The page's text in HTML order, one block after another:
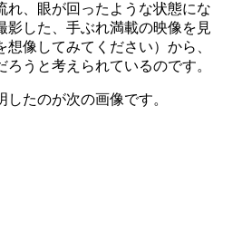
れ、眼が回ったような状態にな
影した、手ぶれ満載の映像を見
想像してみてください）から、
うと考えられているのです。
たのが次の画像です。